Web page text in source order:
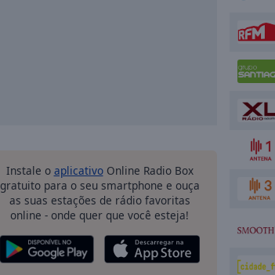
Instale o aplicativoOnline Radio Box
gratuito para o seu smartphone e ouça
as suas estações de rádio favoritas
online - onde quer que você esteja!